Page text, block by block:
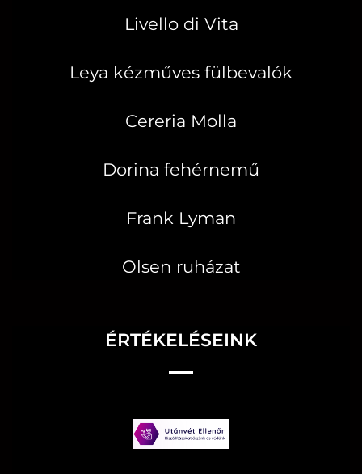
Livello di Vita
Leya kézműves fülbevalók
Cereria Molla
Dorina fehérnemű
Frank Lyman
Olsen ruházat
ÉRTÉKELÉSEINK